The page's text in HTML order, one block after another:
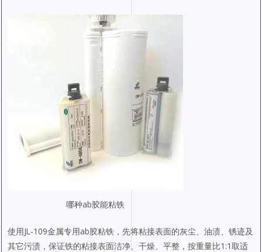
哪种ab胶能粘铁
使用JL-109金属专用ab胶粘铁，先将粘接表面的灰尘、油渍、锈迹及
其它污渍，保证铁的粘接表面洁净、干燥、平整，按重量比1:1取适